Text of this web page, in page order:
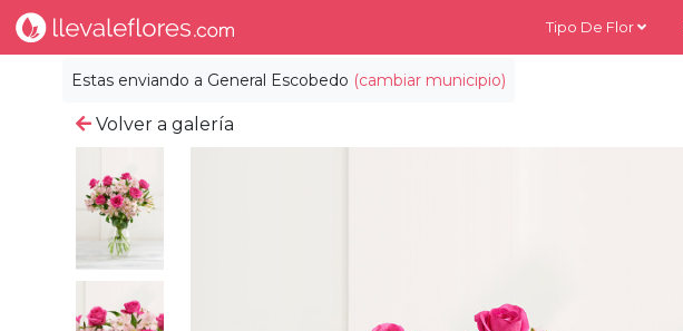
Estas enviando a General Escobedo (cambiar municipio)
Tipo De Flor
Volver a galería